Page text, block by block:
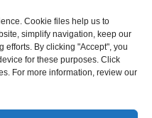
nous maintenant
Cookie files help us to
simplify navigation, keep our
efforts. By clicking "Accept", you
for these purposes. Click
For more information, review our